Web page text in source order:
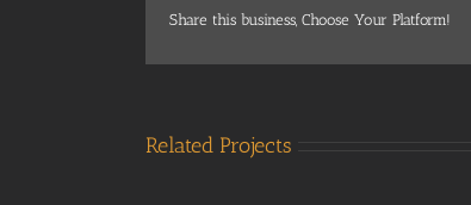
Share this business, Choose Your Platform!
Related Projects